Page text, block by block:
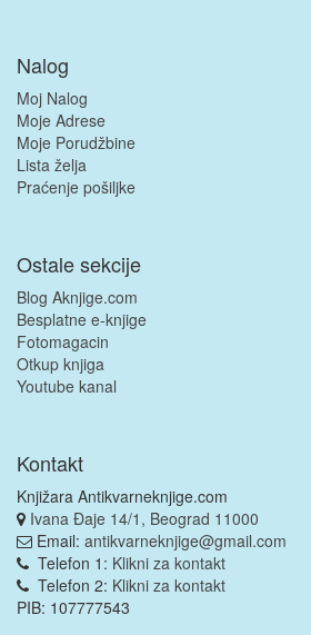
Nalog
Moj Nalog
Moje Adrese
Moje Porudžbine
Lista želja
Praćenje pošiljke
Ostale sekcije
Blog Aknjige.com
Besplatne e-knjige
Fotomagacin
Otkup knjiga
Youtube kanal
Kontakt
Knjižara Antikvarneknjige.com
Ivana Đaje 14/1, Beograd 11000
Email: antikvarneknjige@gmail.com
Telefon 1: Klikni za kontakt
Telefon 2: Klikni za kontakt
PIB: 107777543